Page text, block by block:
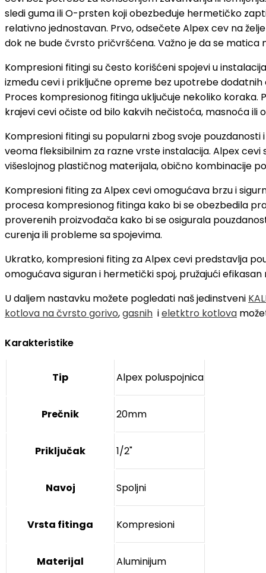
sledi guma ili O-prsten koji obezbeđuje hermetičko
relativno jednostavan. Prvo, odsečete Alpex cev na
dok ne bude čvrsto pričvršćena. Važno je da se matica
Kompresioni fitingi su često korišćeni spojevi u
između cevi i priključne opreme bez upotrebe
Proces kompresionog fitinga uključuje nekoliko koraka.
krajevi cevi očiste od bilo kakvih nečistoća, masnoća
Kompresioni fitingi su popularni zbog svoje
veoma fleksibilnim za razne vrste instalacija. Alpex
višeslojnog plastičnog materijala, obično kombinacije
Kompresioni fiting za Alpex cevi omogućava brzu i
procesa kompresionog fitinga kako bi se obezbedila
proverenih proizvođača kako bi se osigurala
curenja ili probleme sa spojevima.
Ukratko, kompresioni fiting za Alpex cevi predstavlja
omogućava siguran i hermetički spoj, pružajući
U daljem nastavku možete pogledati naš jedinstveni
kotlova na čvrsto gorivo,gasnih ieletktro kotlova
Karakteristike
Tip Alpex poluspojnica
Prečnik 20mm
Priključak 1/2"
Navoj Spoljni
Vrsta fitinga Kompresioni
Materijal Aluminijum